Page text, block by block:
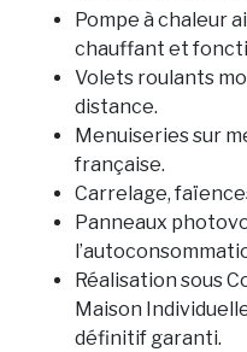
Pompe à chaleur
chauffant et
Volets roulants
distance.
Menuiseries sur
française.
Carrelage,
Panneaux
Réalisation sous
Maison
définitif garanti.